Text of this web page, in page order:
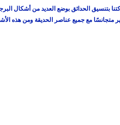
الحدائق بوضع العديد من أشكال
متجانسًا مع جميع عناصر الحديقة ومن هذه